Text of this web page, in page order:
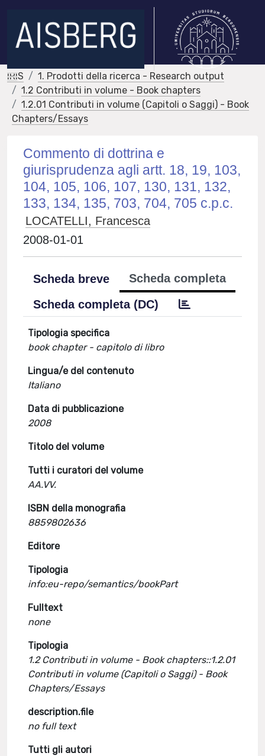
IRIS
1. Prodotti della ricerca - Research output
1.2 Contributi in volume - Book chapters
1.2.01 Contributi in volume (Capitoli o Saggi) - Book
Chapters/Essays
Commento di dottrina e
giurisprudenza agli artt. 18, 19, 103,
104, 105, 106, 107, 130, 131, 132,
133, 134, 135, 703, 704, 705 c.p.c.
LOCATELLI, Francesca
2008-01-01
Scheda breve
Scheda completa
Scheda completa (DC)
Tipologia specifica
book chapter - capitolo di libro
Lingua/e del contenuto
Italiano
Data di pubblicazione
2008
Titolo del volume
Tutti i curatori del volume
AA.VV.
ISBN della monografia
8859802636
Editore
Tipologia
info:eu-repo/semantics/bookPart
Fulltext
none
Tipologia
1.2 Contributi in volume - Book chapters::1.2.01
Contributi in volume (Capitoli o Saggi) - Book
Chapters/Essays
description.file
no full text
Tutti gli autori